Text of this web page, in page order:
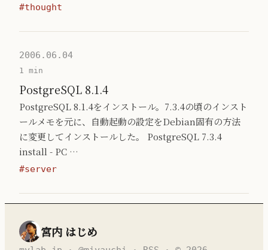
#thought
2006.06.04
1 min
PostgreSQL 8.1.4
PostgreSQL 8.1.4をインストール。7.3.4の頃のインスト
ールメモを元に、自動起動の設定をDebian固有の方法
に変更してインストールした。 PostgreSQL 7.3.4
install - PC …
#server
宮内 はじめ